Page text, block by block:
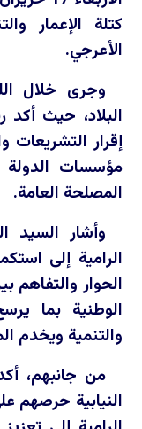
كتلة الإعمار
الأعرجي.
وجرى خلال
البلاد، حيث
إقرار
مؤسسات الدولة
المصلحة العامة.
وأشار السيد
الرامية إلى
الحوار والتفاهم
الوطنية بما
والتنمية ويخدم
من جانبهم،
النيابية حرصهم